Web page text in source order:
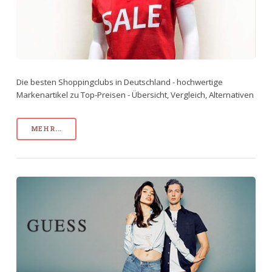
Die besten Shoppingclubs in Deutschland - hochwertige
Markenartikel zu Top-Preisen - Übersicht, Vergleich, Alternativen
MEHR...